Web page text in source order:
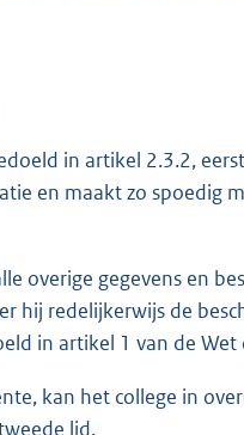
in artikel 2.3.2,
en maakt zo spoedig
overige gegevens en
hij redelijkerwijs de
in artikel 1 van de
kan het college in
lid.